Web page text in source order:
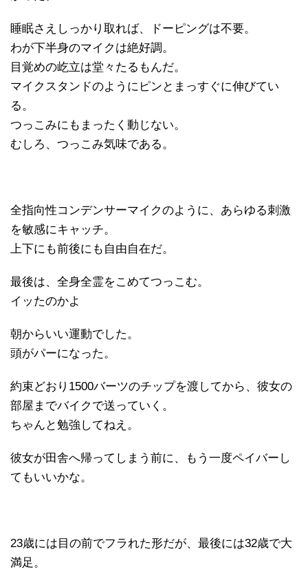
睡眠さえしっかり取れば、ドーピングは不要。
わが下半身のマイクは絶好調。
目覚めの屹立は堂々たるもんだ。
マイクスタンドのようにピンとまっすぐに伸びてい
る。
つっこみにもまったく動じない。
むしろ、つっこみ気味である。
全指向性コンデンサーマイクのように、あらゆる刺激
を敏感にキャッチ。
上下にも前後にも自由自在だ。
最後は、全身全霊をこめてつっこむ。
イッたのかよ
朝からいい運動でした。
頭がパーになった。
約束どおり1500バーツのチップを渡してから、彼女の
部屋までバイクで送っていく。
ちゃんと勉強してねえ。
彼女が田舎へ帰ってしまう前に、もう一度ペイバーし
てもいいかな。
23歳には目の前でフラれた形だが、最後には32歳で大
満足。